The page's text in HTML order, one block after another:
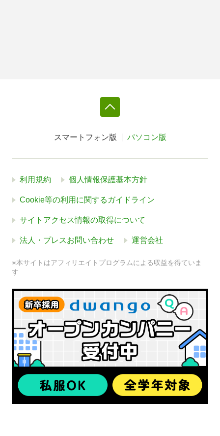
スマートフォン版 パソコン版
利用規約 個人情報保護基本方針
Cookie等の利用に関するガイドライン
サイトアクセス情報の取得について
法人・プレスお問い合わせ 運営会社
※本サイトはアフィリエイトプログラムによる収益を得ていま
す